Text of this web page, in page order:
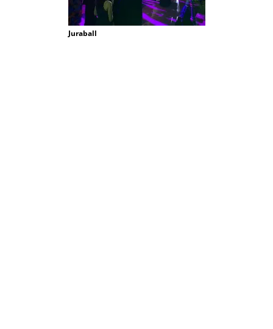
Juraball